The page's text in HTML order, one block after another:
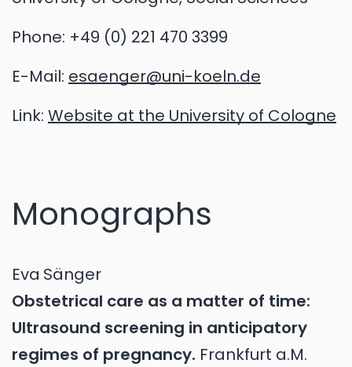
Phone: +49 (0) 221 470 3399
E-Mail: esaenger@uni-koeln.de
Link: Website at the University of Cologne
Monographs
Eva Sänger
Obstetrical care as a matter of time:
Ultrasound screening in anticipatory
regimes of pregnancy. Frankfurt a.M.